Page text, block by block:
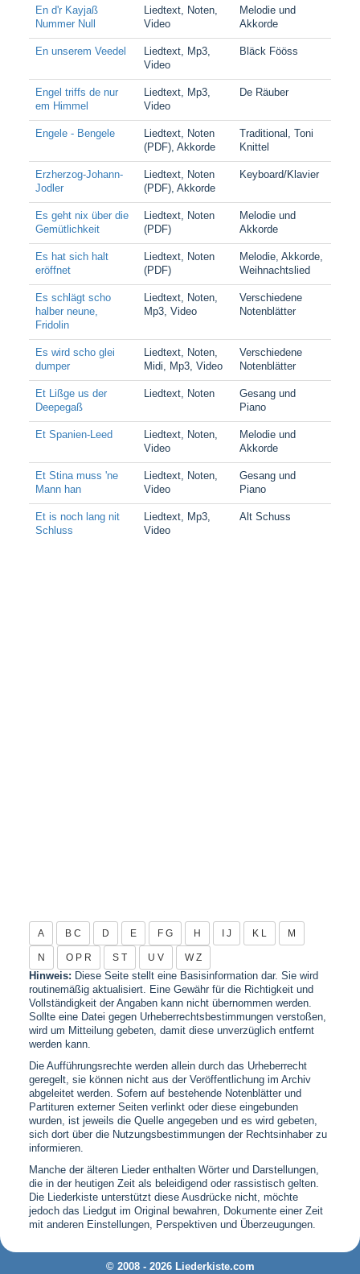
En d'r Kayjaß
Nummer Null
Liedtext, Noten,
Video
Melodie und
Akkorde
En unserem Veedel
Liedtext, Mp3,
Video
Bläck Fööss
Engel triffs de nur
em Himmel
Liedtext, Mp3,
Video
De Räuber
Engele - Bengele
Liedtext, Noten
(PDF), Akkorde
Traditional, Toni
Knittel
Erzherzog-Johann-
Jodler
Liedtext, Noten
(PDF), Akkorde
Keyboard/Klavier
Es geht nix über die
Gemütlichkeit
Liedtext, Noten
(PDF)
Melodie und
Akkorde
Es hat sich halt
eröffnet
Liedtext, Noten
(PDF)
Melodie, Akkorde,
Weihnachtslied
Es schlägt scho
halber neune,
Fridolin
Liedtext, Noten,
Mp3, Video
Verschiedene
Notenblätter
Es wird scho glei
dumper
Liedtext, Noten,
Midi, Mp3, Video
Verschiedene
Notenblätter
Et Lißge us der
Deepegaß
Liedtext, Noten
Gesang und
Piano
Et Spanien-Leed
Liedtext, Noten,
Video
Melodie und
Akkorde
Et Stina muss 'ne
Mann han
Liedtext, Noten,
Video
Gesang und
Piano
Et is noch lang nit
Schluss
Liedtext, Mp3,
Video
Alt Schuss
A B C D E F G H I J K L M
N O P R S T U V
W Z
Hinweis: Diese Seite stellt eine Basisinformation dar. Sie wird
routinemäßig aktualisiert. Eine Gewähr für die Richtigkeit und
Vollständigkeit der Angaben kann nicht übernommen werden.
Sollte eine Datei gegen Urheberrechtsbestimmungen verstoßen,
wird um Mitteilung gebeten, damit diese unverzüglich entfernt
werden kann.
Die Aufführungsrechte werden allein durch das Urheberrecht
geregelt, sie können nicht aus der Veröffentlichung im Archiv
abgeleitet werden. Sofern auf bestehende Notenblätter und
Partituren externer Seiten verlinkt oder diese eingebunden
wurden, ist jeweils die Quelle angegeben und es wird gebeten,
sich dort über die Nutzungsbestimmungen der Rechtsinhaber zu
informieren.
Manche der älteren Lieder enthalten Wörter und Darstellungen,
die in der heutigen Zeit als beleidigend oder rassistisch gelten.
Die Liederkiste unterstützt diese Ausdrücke nicht, möchte
jedoch das Liedgut im Original bewahren, Dokumente einer Zeit
mit anderen Einstellungen, Perspektiven und Überzeugungen.
© 2008 - 2026 Liederkiste.com